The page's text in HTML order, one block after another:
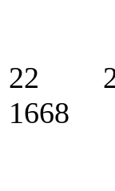
22
1668